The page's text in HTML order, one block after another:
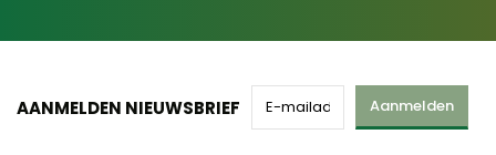
AANMELDEN NIEUWSBRIEF Aanmelden